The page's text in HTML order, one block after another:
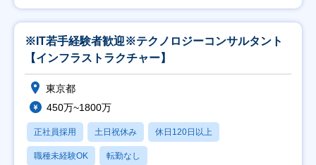
※IT若手経験者歓迎※テクノロジーコンサルタント
【インフラストラクチャー】
東京都
450万~1800万
正社員採用 土日祝休み 休日120日以上
職種未経験OK 転勤なし